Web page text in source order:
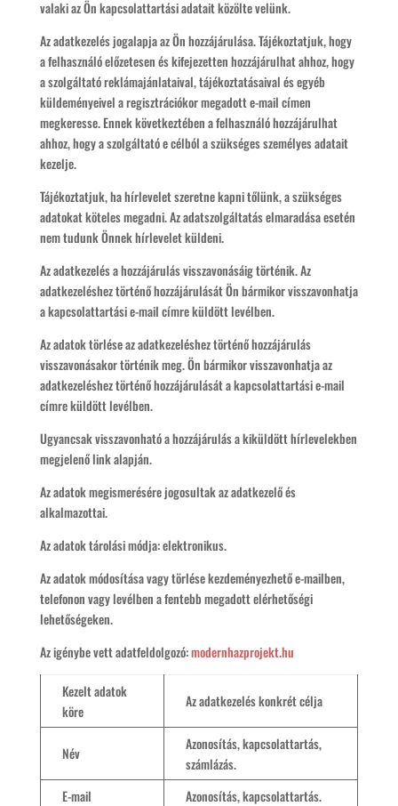
valaki az Ön kapcsolattartási adatait közölte velünk.
Az adatkezelés jogalapja az Ön hozzájárulása. Tájékoztatjuk, hogy
a felhasználó előzetesen és kifejezetten hozzájárulhat ahhoz, hogy
a szolgáltató reklámajánlataival, tájékoztatásaival és egyéb
küldeményeivel a regisztrációkor megadott e-mail címen
megkeresse. Ennek következtében a felhasználó hozzájárulhat
ahhoz, hogy a szolgáltató e célból a szükséges személyes adatait
kezelje.
Tájékoztatjuk, ha hírlevelet szeretne kapni tőlünk, a szükséges
adatokat köteles megadni. Az adatszolgáltatás elmaradása esetén
nem tudunk Önnek hírlevelet küldeni.
Az adatkezelés a hozzájárulás visszavonásáig történik. Az
adatkezeléshez történő hozzájárulását Ön bármikor visszavonhatja
a kapcsolattartási e-mail címre küldött levélben.
Az adatok törlése az adatkezeléshez történő hozzájárulás
visszavonásakor történik meg. Ön bármikor visszavonhatja az
adatkezeléshez történő hozzájárulását a kapcsolattartási e-mail
címre küldött levélben.
Ugyancsak visszavonható a hozzájárulás a kiküldött hírlevelekben
megjelenő link alapján.
Az adatok megismerésére jogosultak az adatkezelő és
alkalmazottai.
Az adatok tárolási módja: elektronikus.
Az adatok módosítása vagy törlése kezdeményezhető e-mailben,
telefonon vagy levélben a fentebb megadott elérhetőségi
lehetőségeken.
Az igénybe vett adatfeldolgozó:modernhazprojekt.hu
Kezelt adatok
köre
Az adatkezelés konkrét célja
Név
Azonosítás, kapcsolattartás,
számlázás.
E-mail
Azonosítás, kapcsolattartás.